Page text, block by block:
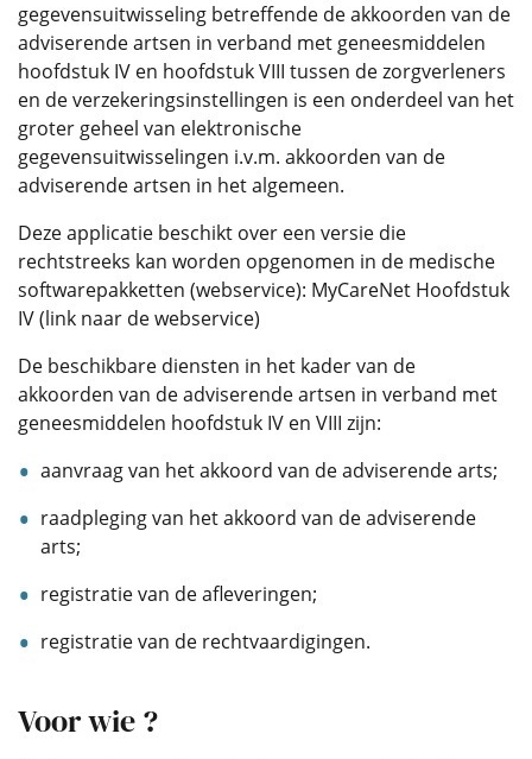
gegevensuitwisseling betreffende de akkoorden van de
adviserende artsen in verband met geneesmiddelen
hoofdstuk IV en hoofdstuk VIII tussen de zorgverleners
en de verzekeringsinstellingen is een onderdeel van het
groter geheel van elektronische
gegevensuitwisselingen i.v.m. akkoorden van de
adviserende artsen in het algemeen.
Deze applicatie beschikt over een versie die
rechtstreeks kan worden opgenomen in de medische
softwarepakketten (webservice): MyCareNet Hoofdstuk
IV (link naar de webservice)
De beschikbare diensten in het kader van de
akkoorden van de adviserende artsen in verband met
geneesmiddelen hoofdstuk IV en VIII zijn:
aanvraag van het akkoord van de adviserende arts;
raadpleging van het akkoord van de adviserende
arts;
registratie van de afleveringen;
registratie van de rechtvaardigingen.
Voor wie ?